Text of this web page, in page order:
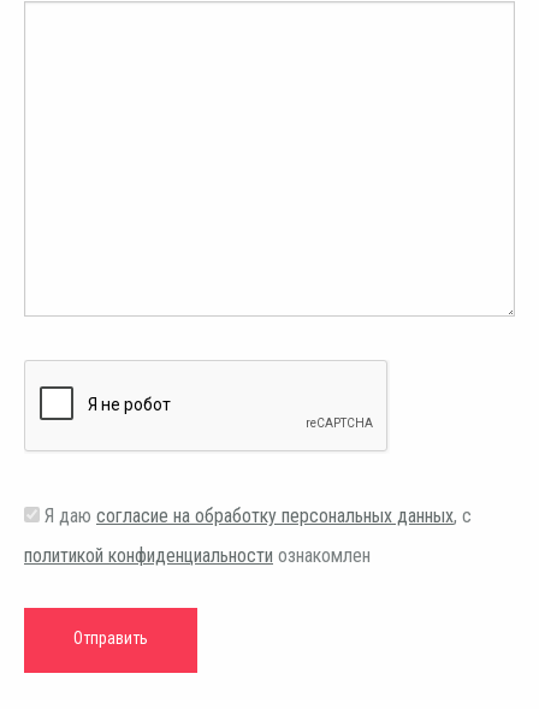
Я даю согласие на обработку персональных данных, с
политикой конфиденциальности ознакомлен